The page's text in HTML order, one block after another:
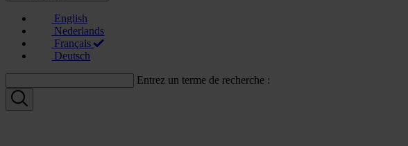
English
Nederlands
Français
Deutsch
Entrez un terme de recherche :